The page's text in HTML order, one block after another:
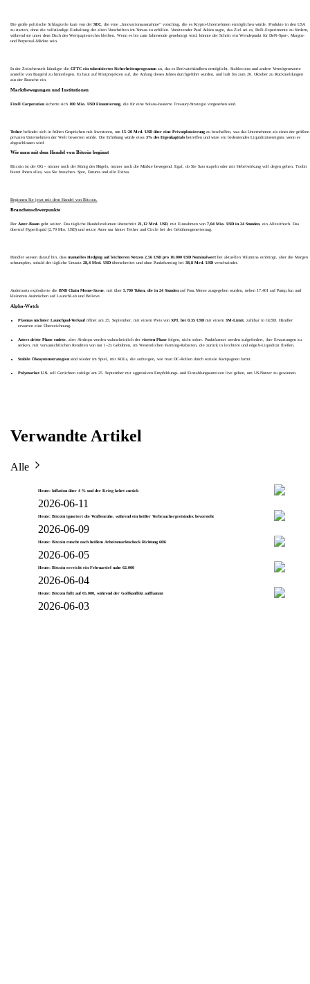
Die große politische Schlagzeile kam von der SEC, die eine „Innovationsausnahme“ vorschlug, die es Krypto-Unternehmen ermöglichen würde, Produkte in den USA
zu starten, ohne die vollständige Einhaltung der alten Vorschriften im Voraus zu erfüllen. Vorsitzender Paul Atkins sagte, das Ziel sei es, DeFi-Experimente zu fördern,
während sie unter dem Dach des Wertpapierrechts bleiben. Wenn es bis zum Jahresende genehmigt wird, könnte der Schritt ein Wendepunkt für DeFi-Spot-, Margin-
und Perpetual-Märkte sein.
In der Zwischenzeit kündigte die CFTC ein tokenisiertes Sicherheitenprogramman, das es Derivatehändlern ermöglicht, Stablecoins und andere Vermögenswerte
anstelle von Bargeld zu hinterlegen. Es baut auf Pilotprojekten auf, die Anfang dieses Jahres durchgeführt wurden, und lädt bis zum 20. Oktober zu Rückmeldungen
aus der Branche ein.
Marktbewegungen und Institutionen
Fitell Corporationsicherte sich 100 Mio. USD Finanzierung, die für eine Solana-basierte Treasury-Strategie vorgesehen sind.
Tetherbefindet sich in frühen Gesprächen mit Investoren, um 15–20 Mrd. USD über eine Privatplatzierungzu beschaffen, was das Unternehmen als eines der größten
privaten Unternehmen der Welt bewerten würde. Die Erhöhung würde etwa 3% des Eigenkapitalsbetreffen und wäre ein bedeutendes Liquiditätsereignis, wenn es
abgeschlossen wird.
Wie man mit dem Handel von Bitcoin beginnt
Bitcoin ist der OG – immer noch der König des Hügels, immer noch die Märkte bewegend. Egal, ob Sie Sats stapeln oder mit Hebelwirkung voll degen gehen, Toobit
bietet Ihnen alles, was Sie brauchen. Spot, Futures und alle Extras.
Beginnen Sie jetzt mit dem Handel von Bitcoin.
Branchenschwerpunkte
Der Aster-Boomgeht weiter. Das tägliche Handelsvolumen überschritt 21,12 Mrd. USD, mit Einnahmen von 7,04 Mio. USDin 24 Stunden, ein Allzeithoch. Das
übertraf Hyperliquid (2,79 Mio. USD) und setzte Aster nur hinter Tether und Circle bei der Gebührengenerierung.
Händler wiesen darauf hin, dass manuelles Hedging auf leichteren Netzen 2,56 USD pro 10.000 USD Nominalwertbei aktuellen Volumina einbringt, aber die Margen
schrumpfen, sobald der tägliche Umsatz 28,4 Mrd. USDüberschreitet und ohne Punktfarming bei 38,8 Mrd. USDverschwindet.
Andernorts explodierte die BNB Chain Meme-Szene, mit über 5.700 Token, die in 24 Stundenauf Four.Meme ausgegeben wurden, neben 17.401 auf Pump.fun und
kleineren Ausbrüchen auf LaunchLab und Believe.
Alpha-Watch
Plasmas nächster Launchpad-Verkauföffnet am 25. September, mit einem Preis von XPL bei 0,35 USDmit einem 3M-Limit, zahlbar in GUSD. Händler
erwarten eine Überzeichnung.
Asters dritte Phase endete, aber Airdrops werden wahrscheinlich der vierten Phasefolgen, nicht sofort. Punktfarmer werden aufgefordert, ihre Erwartungen zu
senken, mit voraussichtlichen Renditen von nur 1–2x Gebühren, im Wesentlichen Farming-Rabatten, die zurück in leichtere und edgeX-Liquidität fließen.
Stabile Ökosystemstrategiensind wieder im Spiel, mit KOLs, die aufzeigen, wie man DC-Rollen durch soziale Kampagnen farmt.
Polymarket U.S. soll Gerüchten zufolge am 25. September mit aggressiven Empfehlungs- und Einzahlungsanreizen live gehen, um US-Nutzer zu gewinnen.
Verwandte Artikel
Alle
Heute: Inflation über 4 % und der Krieg kehrt zurück
2026-06-11
Heute: Bitcoin ignoriert die Waffenruhe, während ein heißer Verbraucherpreisindex bevorsteht
2026-06-09
Heute: Bitcoin rutscht nach heißem Arbeitsmarktschock Richtung 60K
2026-06-05
Heute: Bitcoin erreicht ein Februartief nahe 62.000
2026-06-04
Heute: Bitcoin fällt auf 65.000, während der Golfkonflikt aufflammt
2026-06-03